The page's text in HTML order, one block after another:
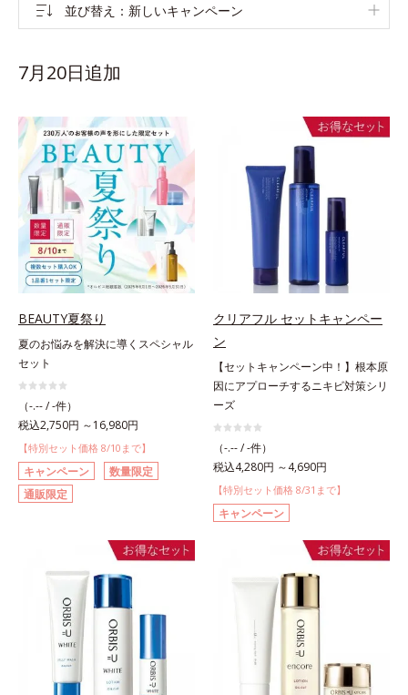
並び替え 新しいキャンペーン
7月20日追加
BEAUTY夏祭り
夏のお悩みを解決に導くスペシャル
セット
（-.-- / -件）
税込2,750円 ～16,980円
【特別セット価格 8/10まで】
キャンペーン
数量限定
通販限定
クリアフル セットキャンペー
ン
【セットキャンペーン中！】根本原
因にアプローチするニキビ対策シリ
ーズ
（-.-- / -件）
税込4,280円 ～4,690円
【特別セット価格 8/31まで】
キャンペーン